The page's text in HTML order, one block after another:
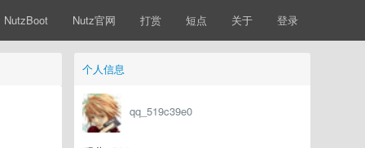
NutzBoot Nutz官网 打赏 短点 关于 登录
个人信息
qq_519c39e0